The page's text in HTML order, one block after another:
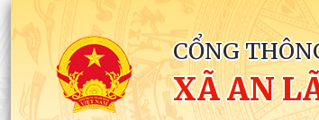
CỔNG
XÃ AN